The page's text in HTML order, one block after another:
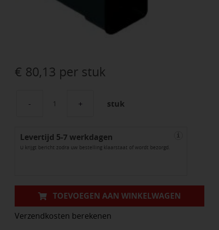
€ 80,13 per stuk
ACO
hoekstuk
incl.
rooster
aantal
stuk
Levertijd 5-7 werkdagen
U krijgt bericht zodra uw bestelling klaarstaat of wordt bezorgd.
i
TOEVOEGEN AAN WINKELWAGEN
Verzendkosten berekenen